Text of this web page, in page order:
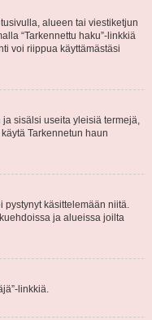
alueen tai viestiketjun
“Tarkennettu haku”-linkkiä
voi riippua käyttämästäsi
sisälsi useita yleisiä termejä,
Tarkennetun haun
pystynyt käsittelemään niitä.
ja alueissa joilta
linkkiä.